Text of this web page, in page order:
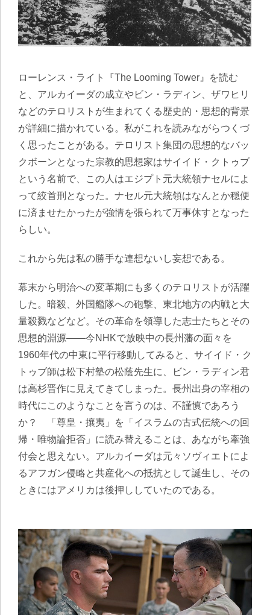
ローレンス・ライト『The Looming Tower』を読む
と、アルカイーダの成立やビン・ラディン、ザワヒリ
などのテロリストが生まれてくる歴史的・思想的背景
が詳細に描かれている。私がこれを読みながらつくづ
く思ったことがある。テロリスト集団の思想的なバッ
クボーンとなった宗教的思想家はサイイド・クトゥブ
という名前で、この人はエジプト元大統領ナセルによ
って絞首刑となった。ナセル元大統領はなんとか穏便
に済ませたかったが強情を張られて万事休すとなった
らしい。
これから先は私の勝手な連想ないし妄想である。
幕末から明治への変革期にも多くのテロリストが活躍
した。暗殺、外国艦隊への砲撃、東北地方の内戦と大
量殺戮などなど。その革命を領導した志士たちとその
思想的淵源――今NHKで放映中の長州藩の面々を
1960年代の中東に平行移動してみると、サイイド・ク
トゥブ師は松下村塾の松蔭先生に、ビン・ラディン君
は高杉晋作に見えてきてしまった。長州出身の宰相の
時代にこのようなことを言うのは、不謹慎であろう
か？ 「尊皇・攘夷」を「イスラムの古式伝統への回
帰・唯物論拒否」に読み替えることは、あながち牽強
付会と思えない。アルカイーダは元々ソヴィエトによ
るアフガン侵略と共産化への抵抗として誕生し、その
ときにはアメリカは後押ししていたのである。